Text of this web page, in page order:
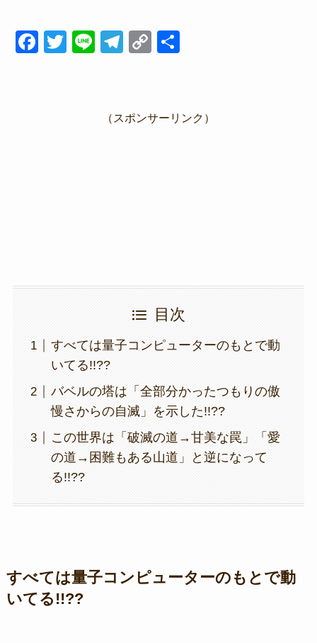
F
T
Li
T
gr
C
y
Li
（スポンサーリンク）
目次
すべては量子コンピューターのもとで動
いてる!!??
バベルの塔は「全部分かったつもりの傲
慢さからの自滅」を示した!!??
この世界は「破滅の道→甘美な罠」「愛
の道→困難もある山道」と逆になって
る!!??
すべては量子コンピューターのもとで動
いてる!!??